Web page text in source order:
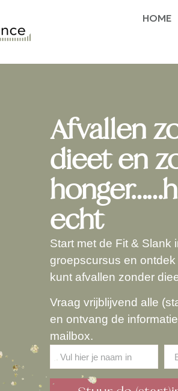
HOME
Afvallen
dieet en
echt
Start met de Fit & Slank
groepscursus en ontdek
kunt afvallen zonder
Vraag vrijblijvend alle
en ontvang de
mailbox.